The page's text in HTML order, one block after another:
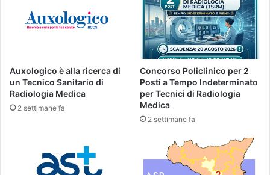
Auxologico è alla ricerca di
un Tecnico Sanitario di
Radiologia Medica
2 settimane fa
Concorso Policlinico per 2
Posti a Tempo Indeterminato
per Tecnici di Radiologia
Medica
2 settimane fa